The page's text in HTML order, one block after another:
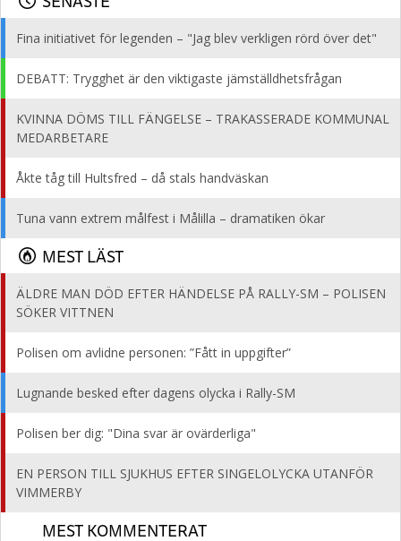
Fina initiativet för legenden – "Jag blev verkligen rörd över det"
DEBATT: Trygghet är den viktigaste jämställdhetsfrågan
KVINNA DÖMS TILL FÄNGELSE – TRAKASSERADE KOMMUNAL
MEDARBETARE
Åkte tåg till Hultsfred – då stals handväskan
Tuna vann extrem målfest i Målilla – dramatiken ökar
MEST LÄST
ÄLDRE MAN DÖD EFTER HÄNDELSE PÅ RALLY-SM – POLISEN
SÖKER VITTNEN
Polisen om avlidne personen: ”Fått in uppgifter”
Lugnande besked efter dagens olycka i Rally-SM
Polisen ber dig: "Dina svar är ovärderliga"
EN PERSON TILL SJUKHUS EFTER SINGELOLYCKA UTANFÖR
VIMMERBY
MEST KOMMENTERAT